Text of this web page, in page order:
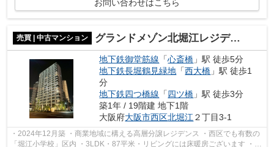
お問い合わせはこちら
売買 | 中古マンション グランドメゾン北堀江レジデンス
地下鉄御堂筋線 「心斎橋 」駅 徒歩5分
地下鉄長堀鶴見緑地 「西大橋 」駅 徒歩1
分
地下鉄四つ橋線 「四ツ橋 」駅 徒歩3分
築1年 / 19階建 地下1階
大阪府大阪市西区北堀江２丁目3-1
・2024年12月築 ・商業地域に構える高層分譲レジデンス ・西区でも有数の
「堀江小学校」区内 ・3LDK・87平米・リビングには床暖房ございます ・キ